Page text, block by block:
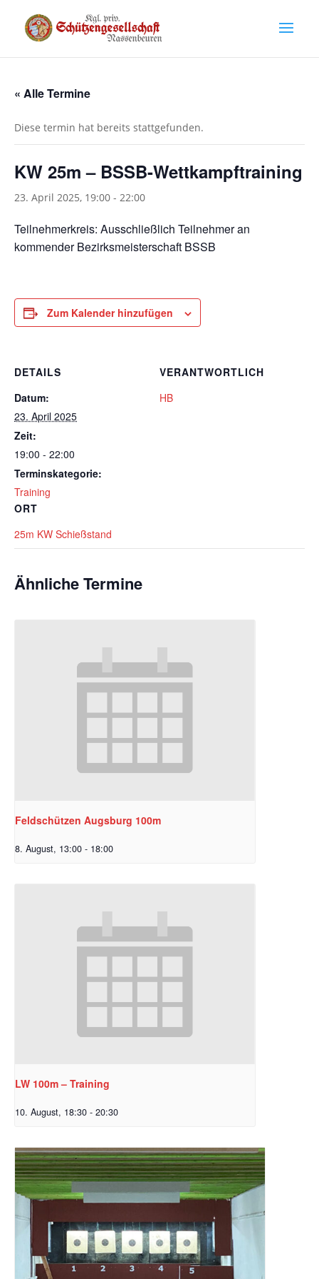
« Alle Termine
Diese termin hat bereits stattgefunden.
KW 25m – BSSB-Wettkampftraining
23. April 2025, 19:00 - 22:00
Teilnehmerkreis: Ausschließlich Teilnehmer an
kommender Bezirksmeisterschaft BSSB
Zum Kalender hinzufügen
DETAILS
Datum:
23. April 2025
Zeit:
19:00 - 22:00
Terminskategorie:
Training
ORT
25m KW Schießstand
VERANTWORTLICH
HB
Ähnliche Termine
Feldschützen Augsburg 100m
8. August, 13:00 - 18:00
LW 100m – Training
10. August, 18:30 - 20:30